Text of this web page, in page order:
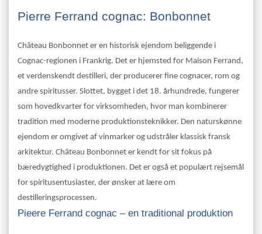
Pierre Ferrand cognac: Bonbonnet
Château Bonbonnet er en historisk ejendom beliggende i
Cognac-regionen i Frankrig. Det er hjemsted for Maison Ferrand,
et verdenskendt destilleri, der producerer fine cognacer, rom og
andre spiritusser. Slottet, bygget i det 18. århundrede, fungerer
som hovedkvarter for virksomheden, hvor man kombinerer
tradition med moderne produktionsteknikker. Den naturskønne
ejendom er omgivet af vinmarker og udstråler klassisk fransk
arkitektur. Château Bonbonnet er kendt for sit fokus på
bæredygtighed i produktionen. Det er også et populært rejsemål
for spiritusentusiaster, der ønsker at lære om
destilleringsprocessen.
Pieere Ferrand cognac – en traditional produktion